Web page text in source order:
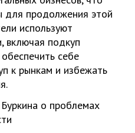
продолжения этой
используют
включая подкуп
себе
к рынкам и избежать